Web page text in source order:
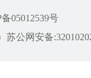
05012539号
苏公网安备